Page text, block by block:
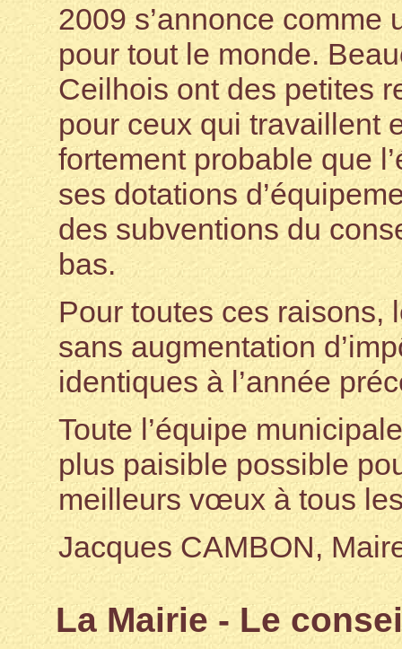
2009 s’annonce comme
pour tout le monde.
Ceilhois ont des petites
pour ceux qui travaillent
fortement probable que
ses dotations
des subventions du
bas.
Pour toutes ces raisons,
sans augmentation
identiques à l’année
Toute l’équipe
plus paisible possible
meilleurs vœux à tous
Jacques CAMBON,
La Mairie - Le